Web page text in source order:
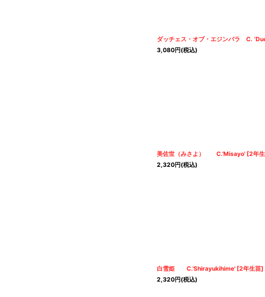
ダッチェス・オブ・エジンバラ C.
3,080円(税込)
美佐世（みさよ） C.'Misayo' [2年
2,320円(税込)
白雪姫 C.'Shirayukihime' [2年生苗]
2,320円(税込)